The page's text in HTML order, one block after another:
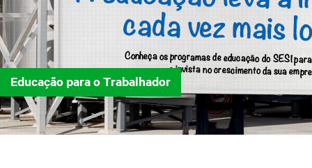
Educação para o Trabalhador